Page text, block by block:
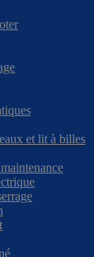
et lit à billes